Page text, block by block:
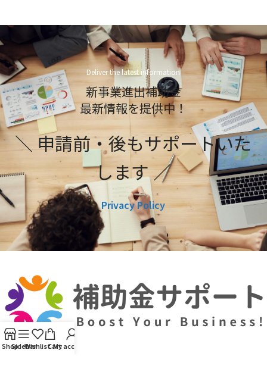
Deliver the latest information
新事業進出補助金
最新情報を提供中！
＼ 申請前・後もサポートいた
します ／
Privacy Policy
ShopSidebarWishlistCart
My account